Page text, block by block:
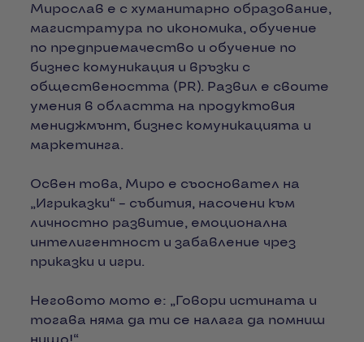
Мирослав е с хуманитарно образование,
магистратура по икономика, обучение
по предприемачество и обучение по
бизнес комуникация и връзки с
обществеността (PR). Развил е своите
умения в областта на продуктовия
мениджмънт, бизнес комуникацията и
маркетинга.
Освен това, Миро е съосновател на
„Игриказки“ – събития, насочени към
личностно развитие, емоционална
интелигентност и забавление чрез
приказки и игри.
Неговото мото е: „Говори истината и
тогава няма да ти се налага да помниш